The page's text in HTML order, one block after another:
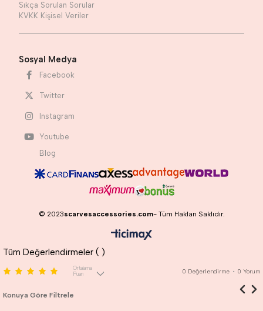
Sıkça Sorulan Sorular
KVKK Kişisel Veriler
Sosyal Medya
Facebook
Twitter
Instagram
Youtube
Blog
© 2023scarvesaccessories.com- Tüm Hakları Saklıdır.
Tüm Değerlendirmeler ( )
Ortalama
Puan
0 Değerlendirme • 0 Yorum
Konuya Göre Filtrele